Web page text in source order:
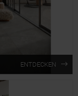
ENTDECKEN